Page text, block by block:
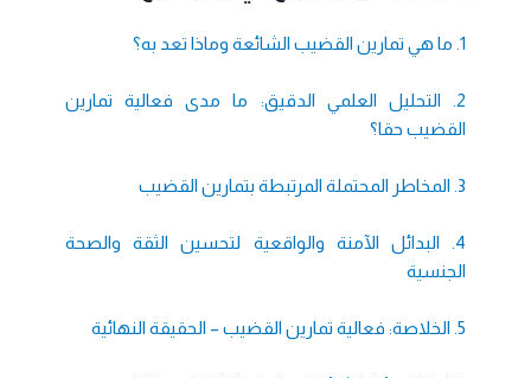
1. ما هي تمارين القضيب الشائعة وماذا تعد به؟
2. التحليل العلمي الدقيق: ما مدى فعالية تمارين
القضيب حقا؟
3. المخاطر المحتملة المرتبطة بتمارين القضيب
4. البدائل الآمنة والواقعية لتحسين الثقة والصحة
الجنسية
5. الخلاصة: فعالية تمارين القضيب – الحقيقة النهائية